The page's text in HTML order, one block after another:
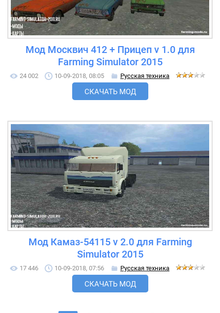
Мод Москвич 412 + Прицеп v 1.0 для
Farming Simulator 2015
24 002 10-09-2018, 08:05 Русская техника
СКАЧАТЬ МОД
Мод Камаз-54115 v 2.0 для Farming
Simulator 2015
17 446 10-09-2018, 07:56 Русская техника
СКАЧАТЬ МОД